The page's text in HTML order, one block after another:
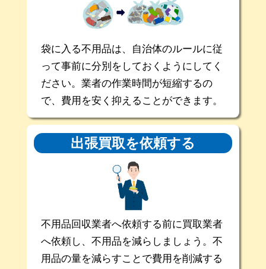
袋に入る不用品は、自治体のルールに従
って事前に分別をしておくようにしてく
ださい。業者の作業時間が短縮するの
で、費用を安く抑えることができます。
出張買取を依頼する
不用品回収業者へ依頼する前に買取業者
へ依頼し、不用品を減らしましょう。不
用品の量を減らすことで費用を削減する